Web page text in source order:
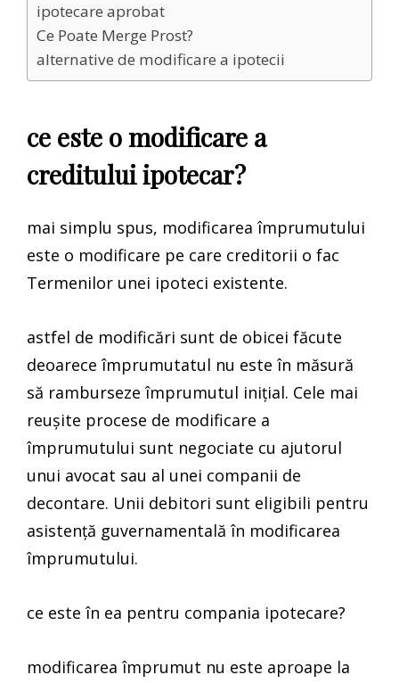
ipotecare aprobat
Ce Poate Merge Prost?
alternative de modificare a ipotecii
ce este o modificare a
creditului ipotecar?
mai simplu spus, modificarea împrumutului
este o modificare pe care creditorii o fac
Termenilor unei ipoteci existente.
astfel de modificări sunt de obicei făcute
deoarece împrumutatul nu este în măsură
să ramburseze împrumutul inițial. Cele mai
reușite procese de modificare a
împrumutului sunt negociate cu ajutorul
unui avocat sau al unei companii de
decontare. Unii debitori sunt eligibili pentru
asistență guvernamentală în modificarea
împrumutului.
ce este în ea pentru compania ipotecare?
modificarea împrumut nu este aproape la